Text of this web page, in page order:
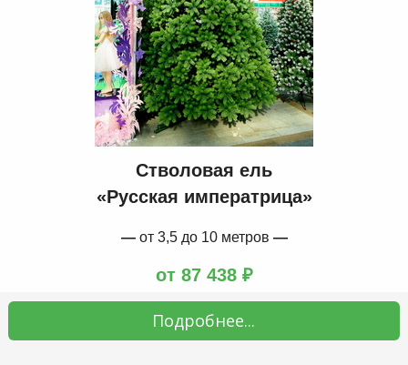
Стволовая ель
«Русская императрица»
—от 3,5 до 10 метров —
от 87 438 ₽
Подробнее...